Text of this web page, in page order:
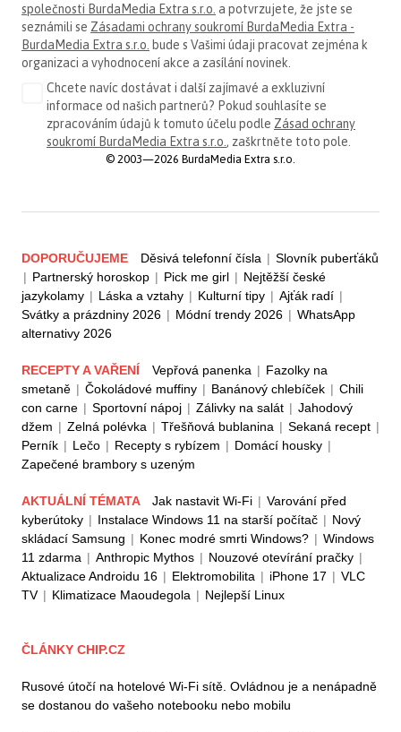
společnosti BurdaMedia Extra s.r.o. a potvrzujete, že jste se
seznámili se Zásadami ochrany soukromí BurdaMedia Extra -
BurdaMedia Extra s.r.o. bude s Vašimi údaji pracovat zejména k
organizaci a vyhodnocení akce a zasílání novinek.
Chcete navíc dostávat i další zajímavé a exkluzivní
informace od našich partnerů? Pokud souhlasíte se
zpracováním údajů k tomuto účelu podle Zásad ochrany
soukromí BurdaMedia Extra s.r.o. , zaškrtněte toto pole.
© 2003—2026 BurdaMedia Extra s.r.o.
DOPORUČUJEME Děsivá telefonní čísla | Slovník puberťáků
| Partnerský horoskop | Pick me girl | Nejtěžší české
jazykolamy | Láska a vztahy | Kulturní tipy | Ajťák radí |
Svátky a prázdniny 2026 | Módní trendy 2026 | WhatsApp
alternativy 2026
RECEPTY A VAŘENÍ Vepřová panenka | Fazolky na
smetaně | Čokoládové muffiny | Banánový chlebíček | Chili
con carne | Sportovní nápoj | Zálivky na salát | Jahodový
džem | Zelná polévka | Třešňová bublanina | Sekaná recept |
Perník | Lečo | Recepty s rybízem | Domácí housky |
Zapečené brambory s uzeným
AKTUÁLNÍ TÉMATA Jak nastavit Wi-Fi | Varování před
kyberútoky | Instalace Windows 11 na starší počítač | Nový
skládací Samsung | Konec modré smrti Windows? | Windows
11 zdarma | Anthropic Mythos | Nouzové otevírání pračky |
Aktualizace Androidu 16 | Elektromobilita | iPhone 17 | VLC
TV | Klimatizace Maoudegola | Nejlepší Linux
ČLÁNKY CHIP.CZ
Rusové útočí na hotelové Wi-Fi sítě. Ovládnou je a nenápadně
se dostanou do vašeho notebooku nebo mobilu